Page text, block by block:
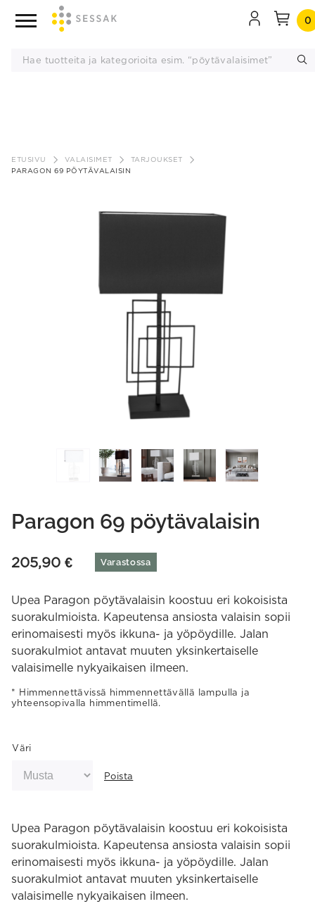
sisältöön
0
ETUSIVU VALAISIMET
TARJOUKSET
PARAGON 69 PÖYTÄVALAISIN
Paragon 69 pöytävalaisin
205,90 € Varastossa
Upea Paragon pöytävalaisin koostuu eri kokoisista
suorakulmioista. Kapeutensa ansiosta valaisin sopii
erinomaisesti myös ikkuna- ja yöpöydille. Jalan
suorakulmiot antavat muuten yksinkertaiselle
valaisimelle nykyaikaisen ilmeen.
Himmennettävissä himmennettävällä lampulla ja
yhteensopivalla himmentimellä.
Väri
Poista
Upea Paragon pöytävalaisin koostuu eri kokoisista
suorakulmioista. Kapeutensa ansiosta valaisin sopii
erinomaisesti myös ikkuna- ja yöpöydille. Jalan
suorakulmiot antavat muuten yksinkertaiselle
valaisimelle nykyaikaisen ilmeen.